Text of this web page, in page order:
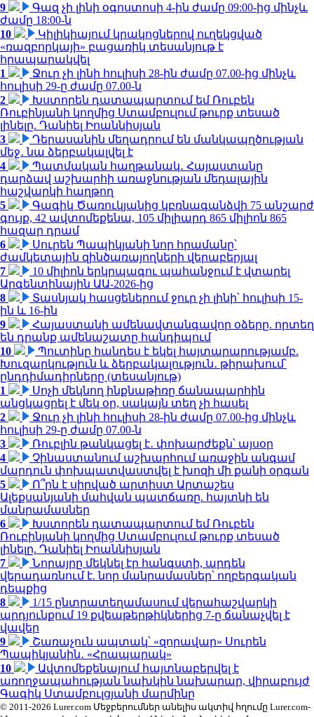
9
Գազ չի լինի օգոստոսի 4-ին ժամը 09:00-ից մինչև
ժամը 18:00-ն
10
Կիլիկիայում կրակոցներով ուղեկցված
«ռազբորկայի» բացառիկ տեսանյութ է
հրապարակվել
1
Ջուր չի լինի հուլիսի 28-ին ժամը 07.00-ից մինչև
հուլիսի 29-ը ժամը 07.00-ն
2
Խստորեն դատապարտում եմ Ռուբեն
Ռուբինյանի կողմից Ստամբուլում թուրք տեսած
լինելը. Դանիել Իոաննիսյան
3
Դերասանին մեղադրում են մանկապղծության
մեջ․ նա ձերբակալվել է
4
Պատմական հաղթանակ․ Հայաստանը
դարձավ աշխարհի առաջնության մեդալային
հաշվարկի հաղթող
5
Գագիկ Ծառուկյանից կբռնագանձվի 75 անշարժ
գույք, 42 ավտոմեքենա, 105 միլիարդ 865 միլիոն 865
հազար դրամ
6
Սուրեն Պապիկյանի նոր հրամանը՝
ժամկետային զինծառայողների վերաբերյալ
7
10 միլիոն երկրպագու պահանջում է վտարել
Արգենտինային ԱԱ-2026-ից
8
Տասնյակ հասցեներում ջուր չի լինի՝ հուլիսի 15-
ին և 16-ին
9
Հայաստանի ամենավտանգավոր օձերը. որտեղ
են դրանք ամենաշատը հանդիպում
10
Պուտինը հանդես է եկել հայտարարությամբ.
Խուզարկություն և ձերբակալություն․ թիրախում՝
ընդդիմադիրները (տեսանյութ)
1
Սոչի մեկնող ինքնաթիռը ճանապարհին
անցկացրել է մեկ օր, սակայն տեղ չի հասել
2
Ջուր չի լինի հուլիսի 28-ին ժամը 07.00-ից մինչև
հուլիսի 29-ը ժամը 07.00-ն
3
Ռուբլին թանկացել է․ փոխարժեքն՝ այսօր
4
Չինաստանում աշխարհում առաջին անգամ
մարդուն փոխպատվաստվել է խոզի մի քանի օրգան
5
Ո՞րն է սիրված արտիստ Արտաշես
Ալեքսանյանի մահվան պատճառը. հայտնի են
մանրամասներ
6
Խստորեն դատապարտում եմ Ռուբեն
Ռուբինյանի կողմից Ստամբուլում թուրք տեսած
լինելը. Դանիել Իոաննիսյան
7
Նորայրը մեկնել էր հանգստի, արդեն
վերադառնում է. նոր մանրամասներ՝ ողբերգական
դեպքից
8
1/15 ընտրատեղամասում վերահաշվարկի
արդյունքում 19 քվեաթերթիկներից 7-ը ճանաչվել է
վավեր
9
Շառաչուն ապտակ՝ «զորավար» Սուրեն
Պապիկյանին․ «Հրապարակ»
10
Ավտոմեքենայում հայտնաբերվել է
առողջապահության նախկին նախարար, վիրաբույժ
Գագիկ Ստամբուլցյանի մարմինը
© 2011-2026 Lurer.com Մեջբերումներ անելիս ակտիվ հղումը Lurer.com-